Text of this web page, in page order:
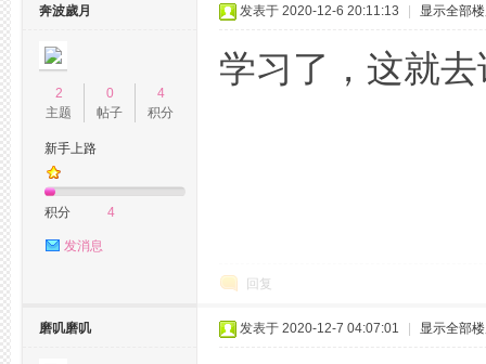
奔波歲月
2
主题
0
帖子
4
积分
新手上路
积分 4
发消息
发表于 2020-12-6 20:11:13 显示全部
学习了，这就
回复
磨叽磨叽 发表于 2020-12-7 04:07:01 显示全部